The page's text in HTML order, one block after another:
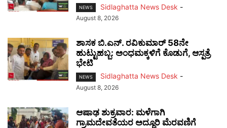
NEWS Sidlaghatta News Desk -
August 8, 2026
ಶಾಸಕ ಬಿ.ಎನ್. ರವಿಕುಮಾರ್ 58ನೇ
ಹುಟ್ಟುಹಬ್ಬ: ಅಂಧಮಕ್ಕಳಿಗೆ ಕೊಡುಗೆ, ಆಸ್ಪತ್ರೆ
ಭೇಟಿ
NEWS Sidlaghatta News Desk -
August 8, 2026
ಆಷಾಢ ಶುಕ್ರವಾರ: ಮಳೆಗಾಗಿ
ಗ್ರಾಮದೇವತೆಯರ ಅದ್ದೂರಿ ಮೆರವಣಿಗೆ